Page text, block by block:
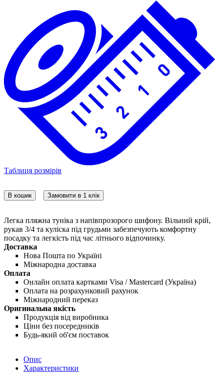
Таблиця розмірів
В кошик Замовити в 1 клік
Легка пляжна туніка з напівпрозорого шифону. Вільний крій,
рукав 3/4 та куліска під грудьми забезпечують комфортну
посадку та легкість під час літнього відпочинку.
Доставка
Нова Пошта по Україні
Міжнародна доставка
Оплата
Онлайн оплата картками Visa / Mastercard (Україна)
Оплата на розрахунковий рахунок
Міжнародний переказ
Оригинальна якість
Продукція від виробника
Ціни без посередників
Будь-який об'єм поставок
Опис
Характеристики